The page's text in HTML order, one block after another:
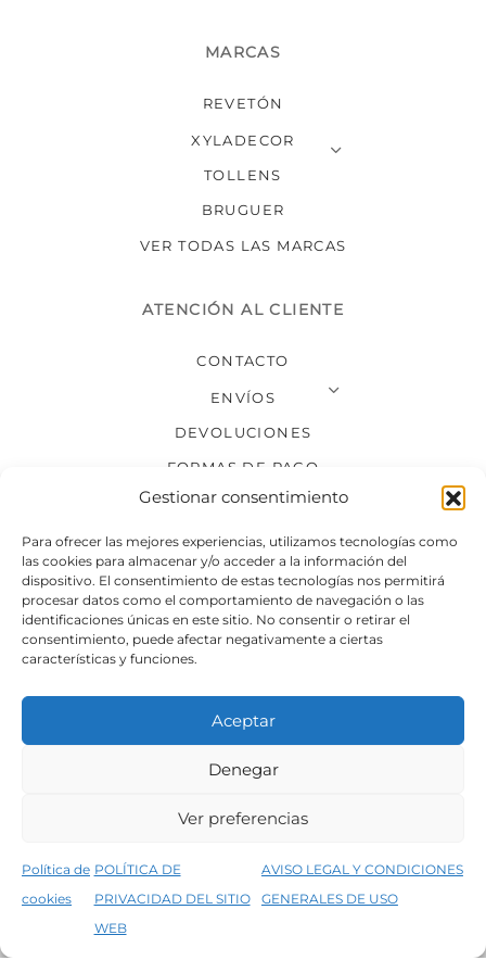
Gestionar consentimiento
Para ofrecer las mejores experiencias, utilizamos tecnologías como
las cookies para almacenar y/o acceder a la información del
dispositivo. El consentimiento de estas tecnologías nos permitirá
procesar datos como el comportamiento de navegación o las
identificaciones únicas en este sitio. No consentir o retirar el
consentimiento, puede afectar negativamente a ciertas
características y funciones.
Aceptar
Denegar
Ver preferencias
Política de
cookies
POLÍTICA DE
PRIVACIDAD DEL SITIO
WEB
AVISO LEGAL Y CONDICIONES
GENERALES DE USO
5% de descuento en tu primera compra, utiliza el código PRIMERACOMPRA
MARCAS
REVETÓN
XYLADECOR
TOLLENS
BRUGUER
VER TODAS LAS MARCAS
ATENCIÓN AL CLIENTE
CONTACTO
ENVÍOS
DEVOLUCIONES
FORMAS DE PAGO
SÍGUENOS
Condiciones generales de venta
Política de privacidad del sitio web
©2026 Decopintur- todos los derechos